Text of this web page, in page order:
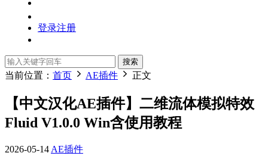
登录注册
搜索
当前位置： 首页 AE插件 正文
【中文汉化AE插件】二维流体模拟特效
Fluid V1.0.0 Win含使用教程
2026-05-14AE插件